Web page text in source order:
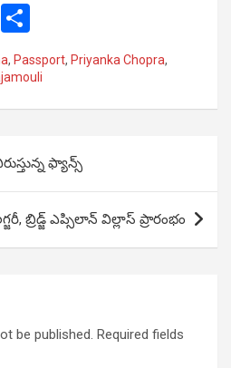
Li
ar
e
, Passport, Priyanka Chopra,
ఫ్యాన్స్‌
బ్రిడ్జ్ ఎప్సిలాన్ విల్లాస్ ప్రారంభం
be published. Required fields